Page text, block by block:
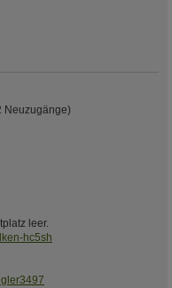
Neuzugänge)
leer.
hc5sh